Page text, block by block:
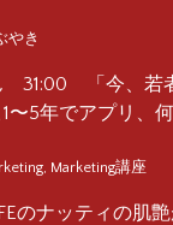
やき
31:00 「今、若
〜5年でアプリ、
Marketing講座
のナッティの肌